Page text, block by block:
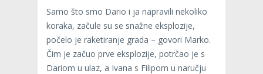
Samo što smo Dario i ja napravili nekoliko
koraka, začule su se snažne eksplozije,
počelo je raketiranje grada – govori Marko.
Čim je začuo prve eksplozije, potrčao je s
Dariom u ulaz, a Ivana s Filipom u naručju